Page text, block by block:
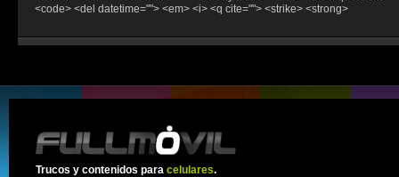
<code> <del datetime=""> <em> <i> <q cite=""> <strike> <strong>
Trucos y contenidos para celulares.